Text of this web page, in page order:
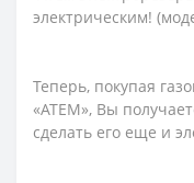
электрическим!
Теперь, покупая
«АТЕМ», Вы
сделать его еще и